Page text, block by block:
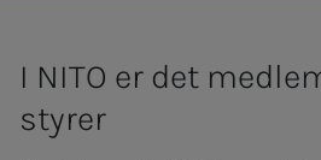
I NITO er det
sty­­­rer